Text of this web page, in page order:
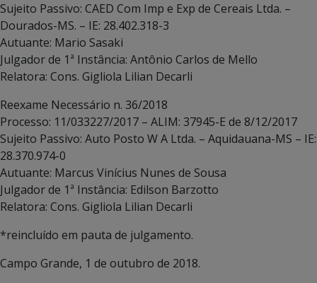
Sujeito Passivo: CAED Com Imp e Exp de Cereais Ltda. –
Dourados-MS. – IE: 28.402.318-3
Autuante: Mario Sasaki
Julgador de 1ª Instância: Antônio Carlos de Mello
Relatora: Cons. Gigliola Lilian Decarli
Reexame Necessário n. 36/2018
Processo: 11/033227/2017 – ALIM: 37945-E de 8/12/2017
Sujeito Passivo: Auto Posto W A Ltda. – Aquidauana-MS – IE:
28.370.974-0
Autuante: Marcus Vinícius Nunes de Sousa
Julgador de 1ª Instância: Edilson Barzotto
Relatora: Cons. Gigliola Lilian Decarli
*reincluído em pauta de julgamento.
Campo Grande, 1 de outubro de 2018.